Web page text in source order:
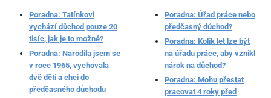
Poradna: Tatínkovi
vychází důchod pouze 20
tisíc, jak je to možné?
Poradna: Narodila jsem se
v roce 1965, vychovala
dvě děti a chci do
předčasného důchodu
Poradna: Úřad práce nebo
předčasný důchod?
Poradna: Kolik let lze být
na úřadu práce, aby vznikl
nárok na důchod?
Poradna: Mohu přestat
pracovat 4 roky před